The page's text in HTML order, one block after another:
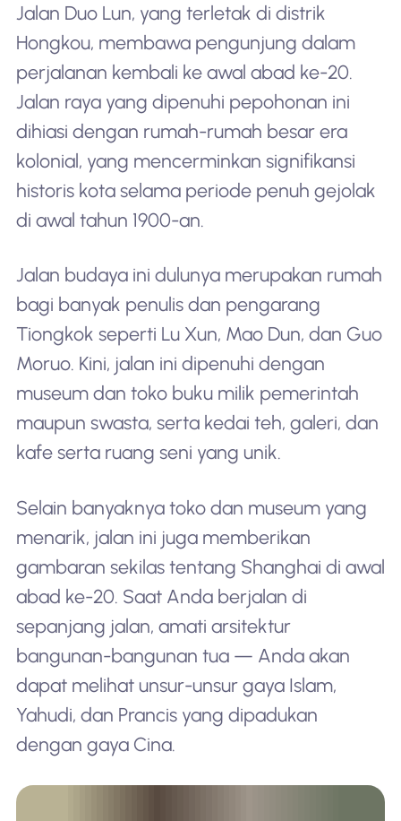
Jalan Duo Lun, yang terletak di distrik
Hongkou, membawa pengunjung dalam
perjalanan kembali ke awal abad ke-20.
Jalan raya yang dipenuhi pepohonan ini
dihiasi dengan rumah-rumah besar era
kolonial, yang mencerminkan signifikansi
historis kota selama periode penuh gejolak
di awal tahun 1900-an.
Jalan budaya ini dulunya merupakan rumah
bagi banyak penulis dan pengarang
Tiongkok seperti Lu Xun, Mao Dun, dan Guo
Moruo. Kini, jalan ini dipenuhi dengan
museum dan toko buku milik pemerintah
maupun swasta, serta kedai teh, galeri, dan
kafe serta ruang seni yang unik.
Selain banyaknya toko dan museum yang
menarik, jalan ini juga memberikan
gambaran sekilas tentang Shanghai di awal
abad ke-20. Saat Anda berjalan di
sepanjang jalan, amati arsitektur
bangunan-bangunan tua — Anda akan
dapat melihat unsur-unsur gaya Islam,
Yahudi, dan Prancis yang dipadukan
dengan gaya Cina.